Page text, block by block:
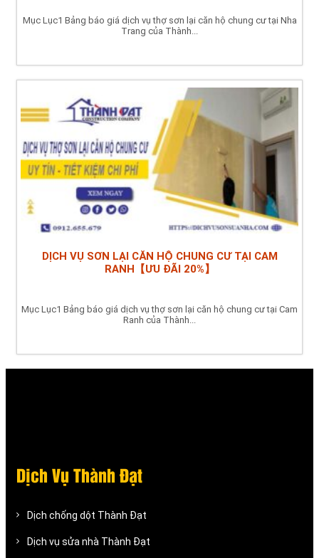
Mục Lục1 Bảng báo giá dịch vụ thợ sơn lại căn hộ chung cư tại Nha
Trang của Thành...
DỊCH VỤ SƠN LẠI CĂN HỘ CHUNG CƯ TẠI CAM
RANH【ƯU ĐÃI 20%】
Mục Lục1 Bảng báo giá dịch vụ thợ sơn lại căn hộ chung cư tại Cam
Ranh của Thành...
Dịch Vụ Thành Đạt
Dịch chống dột Thành Đạt
Dịch vụ sửa nhà Thành Đạt